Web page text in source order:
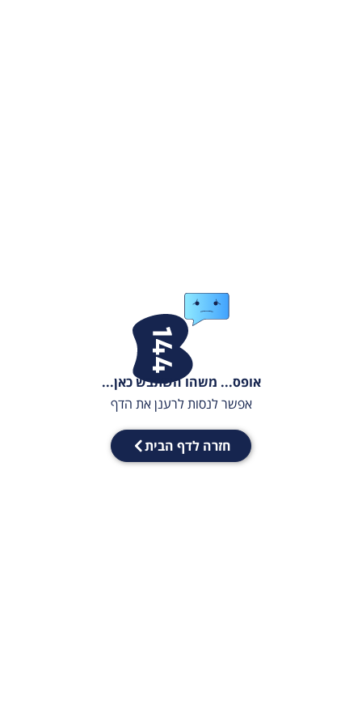
אופס... משהו השתבש כאן...
אפשר לנסות לרענן את הדף
חזרה לדף הבית